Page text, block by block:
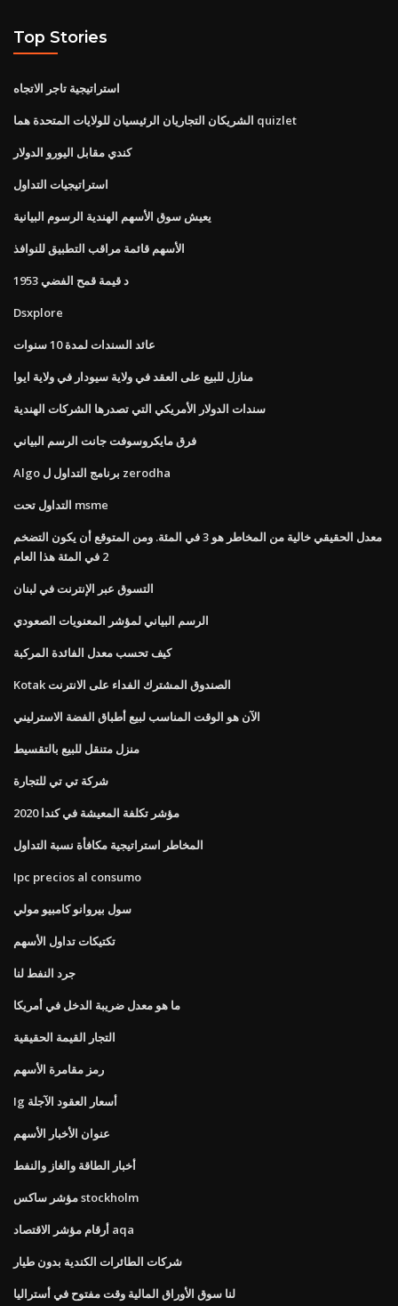
Top Stories
استراتيجية تاجر الاتجاه
الشريكان التجاريان الرئيسيان للولايات المتحدة هما quizlet
كندي مقابل اليورو الدولار
استراتيجيات التداول
يعيش سوق الأسهم الهندية الرسوم البيانية
الأسهم قائمة مراقب التطبيق للنوافذ
1953 د قيمة قمح الفضي
Dsxplore
عائد السندات لمدة 10 سنوات
منازل للبيع على العقد في ولاية سيودار في ولاية ايوا
سندات الدولار الأمريكي التي تصدرها الشركات الهندية
فرق مايكروسوفت جانت الرسم البياني
Algo برنامج التداول ل zerodha
التداول تحت msme
معدل الحقيقي خالية من المخاطر هو 3 في المئة. ومن المتوقع أن يكون التضخم
2 في المئة هذا العام
التسوق عبر الإنترنت في لبنان
الرسم البياني لمؤشر المعنويات الصعودي
كيف تحسب معدل الفائدة المركبة
Kotak الصندوق المشترك الفداء على الانترنت
الآن هو الوقت المناسب لبيع أطباق الفضة الاسترليني
منزل متنقل للبيع بالتقسيط
شركة تي تي للتجارة
مؤشر تكلفة المعيشة في كندا 2020
المخاطر استراتيجية مكافأة نسبة التداول
Ipc precios al consumo
سول بيروانو كامبيو مولي
تكتيكات تداول الأسهم
جرد النفط لنا
ما هو معدل ضريبة الدخل في أمريكا
التجار القيمة الحقيقية
رمز مقامرة الأسهم
Ig أسعار العقود الآجلة
عنوان الأخبار الأسهم
أخبار الطاقة والغاز والنفط
مؤشر ساكس stockholm
أرقام مؤشر الاقتصاد aqa
شركات الطائرات الكندية بدون طيار
لنا سوق الأوراق المالية وقت مفتوح في أستراليا